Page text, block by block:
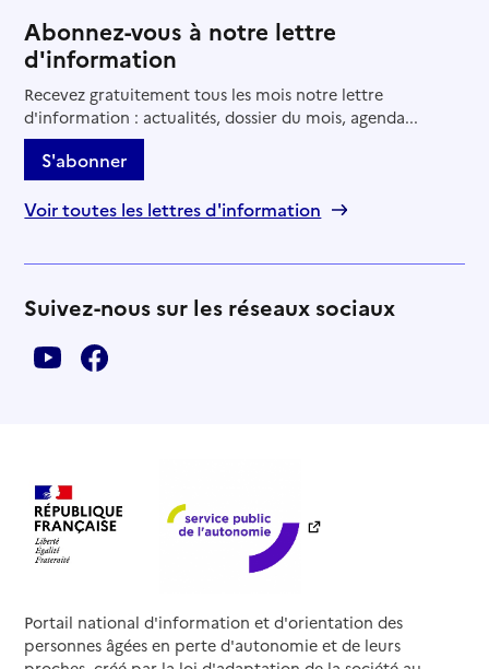
Abonnez-vous à notre lettre
d'information
Recevez gratuitement tous les mois notre lettre
d'information : actualités, dossier du mois, agenda...
S'abonner
Voir toutes les lettres d'information
Suivez-nous sur les réseaux sociaux
Portail national d'information et d'orientation des
personnes âgées en perte d'autonomie et de leurs